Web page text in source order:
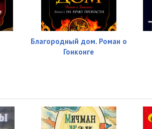
Благородный дом. Роман о
Гонконге